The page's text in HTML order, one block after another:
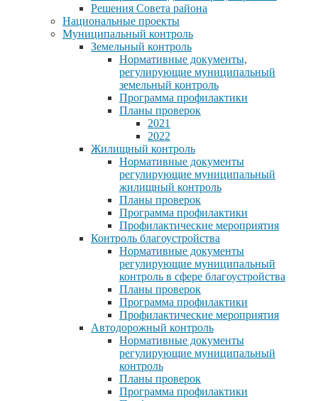
Решения Совета района
Национальные проекты
Муниципальный контроль
Земельный контроль
Нормативные документы,
регулирующие муниципальный
земельный контроль
Программа профилактики
Планы проверок
2021
2022
Жилищный контроль
Нормативные документы
регулирующие муниципальный
жилищный контроль
Планы проверок
Программа профилактики
Профилактические мероприятия
Контроль благоустройства
Нормативные документы
регулирующие муниципальный
контроль в сфере благоустройства
Планы проверок
Программа профилактики
Профилактические мероприятия
Автодорожный контроль
Нормативные документы
регулирующие муниципальный
контроль
Планы проверок
Программа профилактики